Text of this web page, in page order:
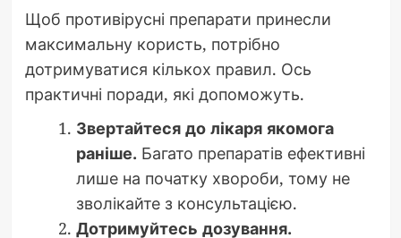
Щоб противірусні препарати принесли
максимальну користь, потрібно
дотримуватися кількох правил. Ось
практичні поради, які допоможуть.
Звертайтеся до лікаря якомога
раніше. Багато препаратів ефективні
лише на початку хвороби, тому не
зволікайте з консультацією.
Дотримуйтесь дозування.